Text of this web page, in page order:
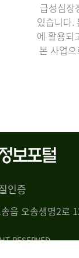
급성심장
있습니다.
에 활용되
본 사업
인증
읍 오송생명2로
RESERVED